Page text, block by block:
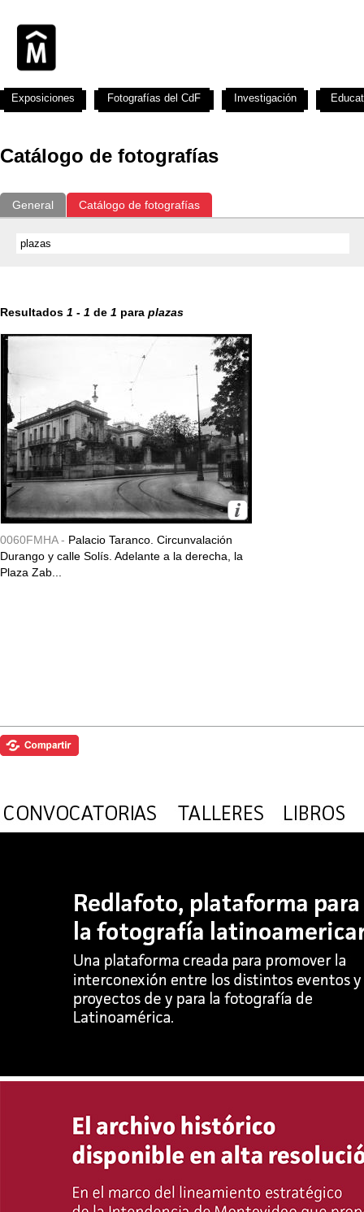
Catálogo de fotografías
General Catálogo de fotografías
Resultados 1 - 1 de 1 para plazas
0060FMHA - Palacio Taranco. Circunvalación
Durango y calle Solís. Adelante a la derecha, la
Plaza Zab...
Exposiciones Fotografías del CdF Investigación